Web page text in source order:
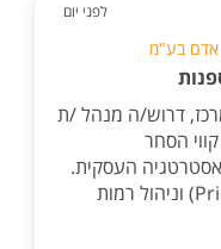
לפני יום
אדם בע"מ
דרוש/ה מנהל /ת
הסחר
העסקית.
אחריות על תמחור השירותים (Pricing) וניהול רמות